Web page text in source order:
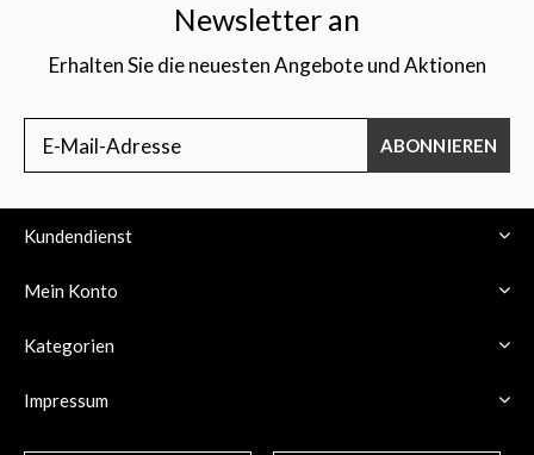
Newsletter an
Erhalten Sie die neuesten Angebote und Aktionen
ABONNIEREN
Kundendienst
Mein Konto
Kategorien
Impressum